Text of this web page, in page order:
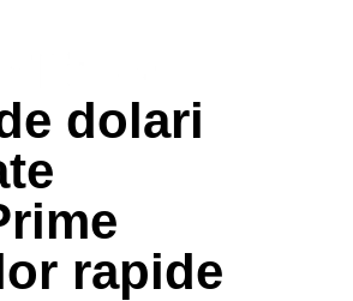
dolari
rapide